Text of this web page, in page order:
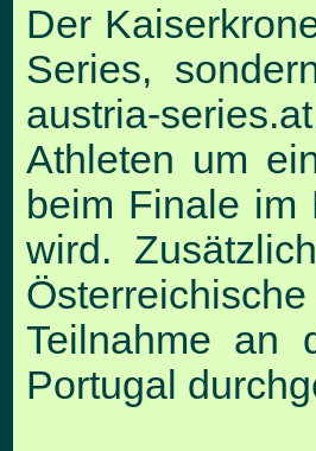
Der
Series,
austria-series.at
Athleten um
beim Finale im
wird.
Teilnahme an
Portugal